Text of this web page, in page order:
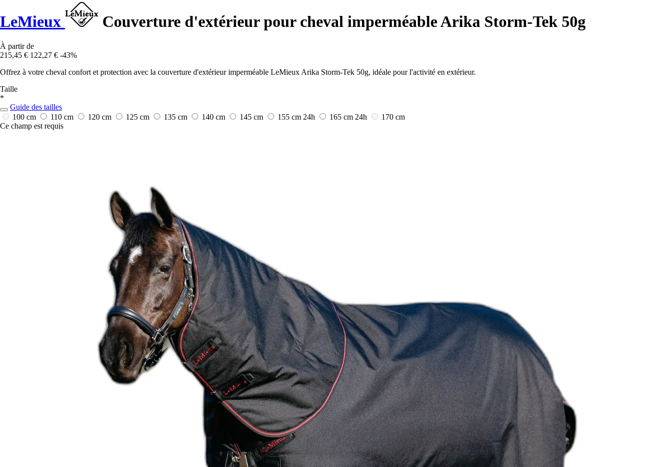
LeMieux Couverture d'extérieur pour cheval imperméable Arika Storm-Tek 50g
À partir de
215,45 € 122,27 € -43%
Offrez à votre cheval confort et protection avec la couverture d'extérieur imperméable LeMieux Arika Storm-Tek 50g, idéale pour l'activité en extérieur.
Taille
*
Guide des tailles
100 cm
110 cm 120 cm 125 cm 135 cm 140 cm 145 cm 155 cm 24h 165 cm 24h
170 cm
Ce champ est requis